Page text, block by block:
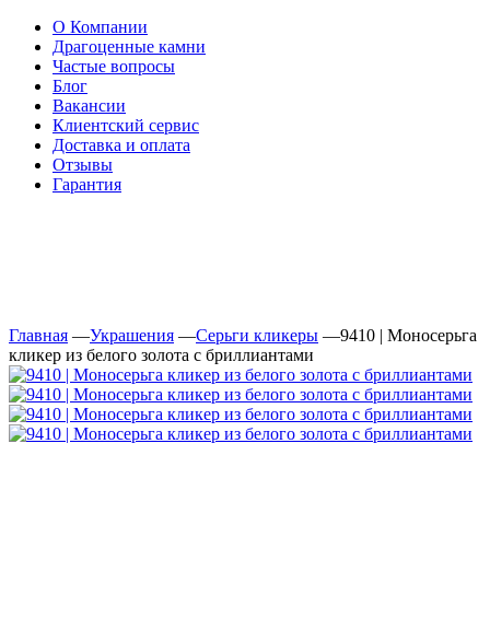
О Компании
Драгоценные камни
Частые вопросы
Блог
Вакансии
Клиентский сервис
Доставка и оплата
Отзывы
Гарантия
Главная —Украшения —Серьги кликеры —9410 | Моносерьга
кликер из белого золота с бриллиантами